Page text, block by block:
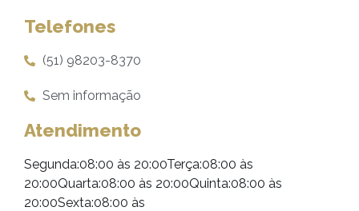
Telefones
(51) 98203-8370
Sem informação
Atendimento
Segunda:08:00 às 20:00Terça:08:00 às
20:00Quarta:08:00 às 20:00Quinta:08:00 às
20:00Sexta:08:00 às